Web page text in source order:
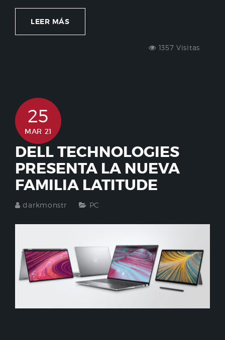
LEER MÁS
1357 Visitas
25
MAR 21
DELL TECHNOLOGIES
PRESENTA LA NUEVA
FAMILIA LATITUDE
darkmonstr PC